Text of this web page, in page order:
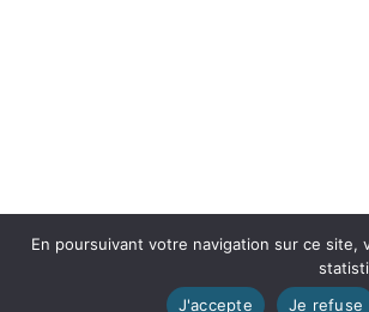
En poursuivant votre navigation sur ce
J'accepte
Je refuse